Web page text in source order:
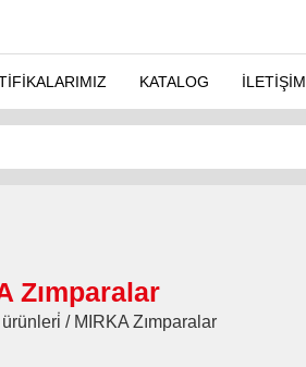
KATALOG İLETİŞİM
Zımparalar
/ MIRKA Zımparalar